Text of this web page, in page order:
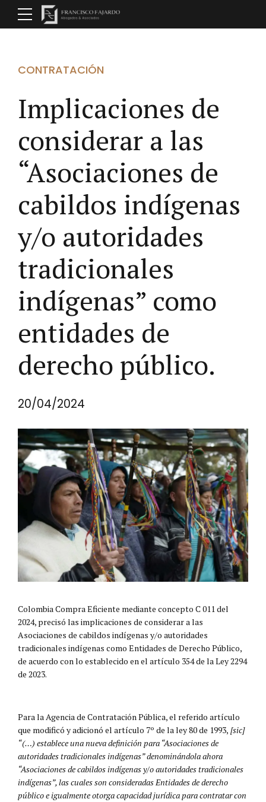
CONTRATACIÓN
Implicaciones de
considerar a las
“Asociaciones de
cabildos indígenas
y/o autoridades
tradicionales
indígenas” como
entidades de
derecho público.
20/04/2024
Colombia Compra Eficiente mediante concepto C 011 del
2024, precisó las implicaciones de considerar a las
Asociaciones de cabildos indígenas y/o autoridades
tradicionales indígenas como Entidades de Derecho Público,
de acuerdo con lo establecido en el artículo 354 de la Ley 2294
de 2023.
Para la Agencia de Contratación Pública, el referido artículo
que modificó y adicionó el artículo 7º de la ley 80 de 1993, [sic]
“(…) establece una nueva definición para “Asociaciones de
autoridades tradicionales indígenas” denominándola ahora
“Asociaciones de cabildos indígenas y/o autoridades tradicionales
indígenas”, las cuales son consideradas Entidades de derecho
público e igualmente otorga capacidad jurídica para contratar con